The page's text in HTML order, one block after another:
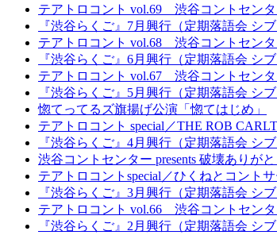
テアトロコント vol.69 渋谷コントセンタ
『渋谷らくご』7月興行（定期落語会 シ
テアトロコント vol.68 渋谷コントセンタ
『渋谷らくご』6月興行（定期落語会 シ
テアトロコント vol.67 渋谷コントセンタ
『渋谷らくご』5月興行（定期落語会 シ
惚てってるズ旗揚げ公演「惚てはじめ」
テアトロコント special／THE ROB
『渋谷らくご』4月興行（定期落語会 シ
渋谷コントセンター presents 破壊ありが
テアトロコントspecial／ひくねとコント
『渋谷らくご』3月興行（定期落語会 シ
テアトロコント vol.66 渋谷コントセンタ
『渋谷らくご』2月興行（定期落語会 シ